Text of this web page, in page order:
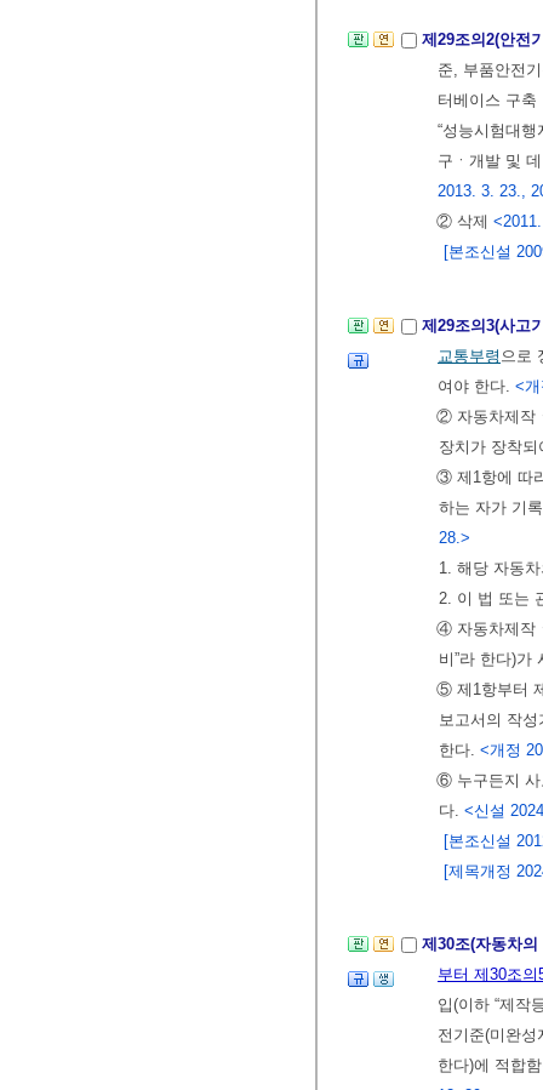
제29조의2(안전
준, 부품안전
터베이스 구
“성능시험대
구ㆍ개발 및
2013. 3. 23.,
② 삭제
[본조신설
제29조의3(사고
교통부령 으로
여야 한다. <
② 자동차제작
장치가 장착
③ 제1항에 따
하는 자가 기
28.>
1. 해당 자동
2. 이 법 또는
④ 자동차제작
비”라 한다)가
⑤ 제1항부터
보고서의 작
한다. <개정
⑥ 누구든지 사
다. <신설
[본조신설
[제목개정
제30조(자동차
부터 제30조의
입(이하 “제작
전기준(미완
한다)에 적합